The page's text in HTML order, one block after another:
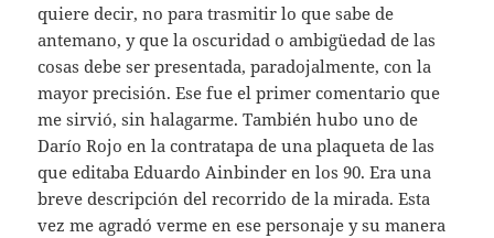
quiere decir, no para trasmitir lo que sabe de
antemano, y que la oscuridad o ambigüedad de las
cosas debe ser presentada, paradojalmente, con la
mayor precisión. Ese fue el primer comentario que
me sirvió, sin halagarme. También hubo uno de
Darío Rojo en la contratapa de una plaqueta de las
que editaba Eduardo Ainbinder en los 90. Era una
breve descripción del recorrido de la mirada. Esta
vez me agradó verme en ese personaje y su manera